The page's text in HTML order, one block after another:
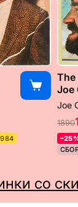
The
Joe
Joe
1890
со